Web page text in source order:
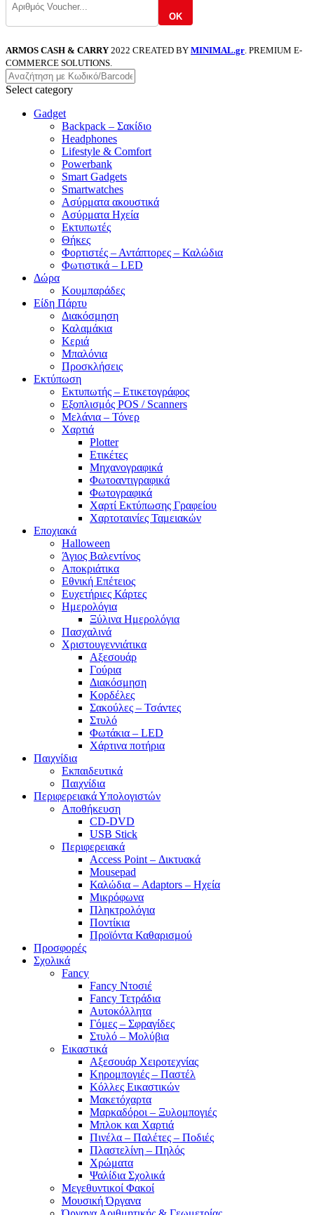
OK
ARMOS CASH & CARRY 2022 CREATED BY MINIMAL.gr. PREMIUM E-
COMMERCE SOLUTIONS.
Select category
Gadget
Backpack – Σακίδιο
Headphones
Lifestyle & Comfort
Powerbank
Smart Gadgets
Smartwatches
Ασύρματα ακουστικά
Ασύρματα Ηχεία
Εκτυπωτές
Θήκες
Φορτιστές – Αντάπτορες – Καλώδια
Φωτιστικά – LED
Δώρα
Κουμπαράδες
Είδη Πάρτυ
Διακόσμηση
Καλαμάκια
Κεριά
Μπαλόνια
Προσκλήσεις
Εκτύπωση
Εκτυπωτής – Ετικετογράφος
Εξοπλισμός POS / Scanners
Μελάνια – Τόνερ
Χαρτιά
Plotter
Ετικέτες
Μηχανογραφικά
Φωτοαντιγραφικά
Φωτογραφικά
Χαρτί Εκτύπωσης Γραφείου
Χαρτοταινίες Ταμειακών
Εποχιακά
Halloween
Άγιος Βαλεντίνος
Αποκριάτικα
Εθνική Επέτειος
Ευχετήριες Κάρτες
Ημερολόγια
Ξύλινα Ημερολόγια
Πασχαλινά
Χριστουγεννιάτικα
Αξεσουάρ
Γούρια
Διακόσμηση
Κορδέλες
Σακούλες – Τσάντες
Στυλό
Φωτάκια – LED
Χάρτινα ποτήρια
Παιχνίδια
Εκπαιδευτικά
Παιχνίδια
Περιφερειακά Υπολογιστών
Αποθήκευση
CD-DVD
USB Stick
Περιφερειακά
Access Point – Δικτυακά
Mousepad
Καλώδια – Adaptors – Ηχεία
Μικρόφωνα
Πληκτρολόγια
Ποντίκια
Προϊόντα Καθαρισμού
Προσφορές
Σχολικά
Fancy
Fancy Ντοσιέ
Fancy Τετράδια
Αυτοκόλλητα
Γόμες – Σφραγίδες
Στυλό – Μολύβια
Εικαστικά
Αξεσουάρ Χειροτεχνίας
Κηρομπογιές – Παστέλ
Κόλλες Εικαστικών
Μακετόχαρτα
Μαρκαδόροι – Ξυλομπογιές
Μπλοκ και Χαρτιά
Πινέλα – Παλέτες – Ποδιές
Πλαστελίνη – Πηλός
Χρώματα
Ψαλίδια Σχολικά
Μεγεθυντικοί Φακοί
Μουσική Όργανα